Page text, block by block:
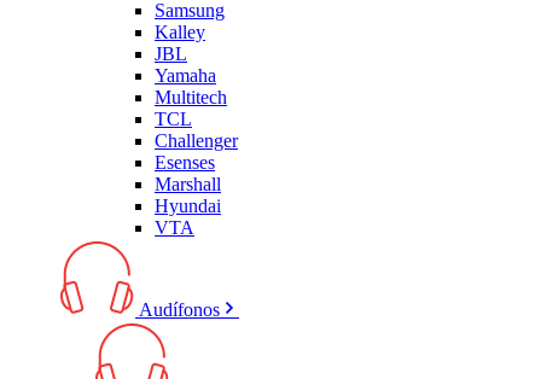
Samsung
Kalley
JBL
Yamaha
Multitech
TCL
Challenger
Esenses
Marshall
Hyundai
VTA
Audífonos